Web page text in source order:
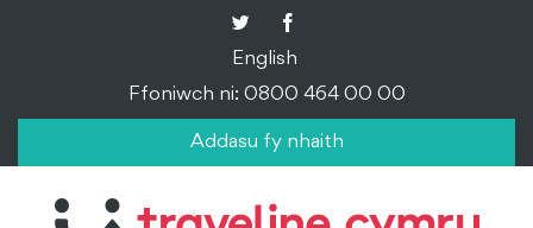
English
Ffoniwch ni: 0800 464 00 00
Addasu fy nhaith